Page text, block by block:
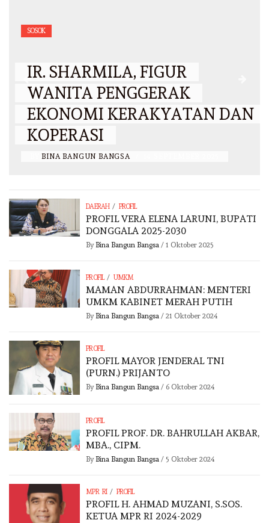
SOSOK
IR. SHARMILA, FIGUR
WANITA PENGGERAK
EKONOMI KERAKYATAN DAN
KOPERASI
BINA BANGUN BANGSA
DAERAH / PROFIL
PROFIL VERA ELENA LARUNI, BUPATI
DONGGALA 2025-2030
By Bina Bangun Bangsa/ 1 Oktober 2025
PROFIL / UMKM
MAMAN ABDURRAHMAN: MENTERI
UMKM KABINET MERAH PUTIH
By Bina Bangun Bangsa/ 21 Oktober 2024
PROFIL
PROFIL MAYOR JENDERAL TNI
(PURN.) PRIJANTO
By Bina Bangun Bangsa/ 6 Oktober 2024
PROFIL
PROFIL PROF. DR. BAHRULLAH AKBAR,
MBA., CIPM.
By Bina Bangun Bangsa/ 5 Oktober 2024
MPR RI / PROFIL
PROFIL H. AHMAD MUZANI, S.SOS.
KETUA MPR RI 2024-2029